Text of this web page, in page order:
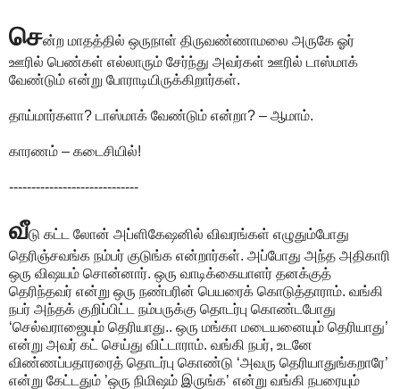
சென்ற மாதத்தில் ஒருநாள் திருவண்ணாமலை அருகே ஓர்
ஊரில் பெண்கள் எல்லாரும் சேர்ந்து அவர்கள் ஊரில் டாஸ்மாக்
வேண்டும் என்று போராடியிருக்கிறார்கள்.
தாய்மார்களா? டாஸ்மாக் வேண்டும் என்றா? – ஆமாம்.
காரணம் – கடைசியில்!
-----------------------------
வீடு கட்ட லோன் அப்ளிகேஷனில் விவரங்கள் எழுதும்போது
தெரிஞ்சவங்க நம்பர் குடுங்க என்றார்கள். அப்போது அந்த அதிகாரி
ஒரு விஷயம் சொன்னார். ஒரு வாடிக்கையாளர் தனக்குத்
தெரிந்தவர் என்று ஒரு நண்பரின் பெயரைக் கொடுத்தாராம். வங்கி
நபர் அந்தக் குறிப்பிட்ட நம்பருக்கு தொடர்பு கொண்டபோது
‘செல்வராஜையும் தெரியாது.. ஒரு மங்கா மடையனையும் தெரியாது’
என்று அவர் கட் செய்து விட்டாராம். வங்கி நபர், உடனே
விண்ணப்பதாரரைத் தொடர்பு கொண்டு ‘அவரு தெரியாதுங்கறாரே’
என்று கேட்டதும் ’ஒரு நிமிஷம் இருங்க’ என்று வங்கி நபரையும்